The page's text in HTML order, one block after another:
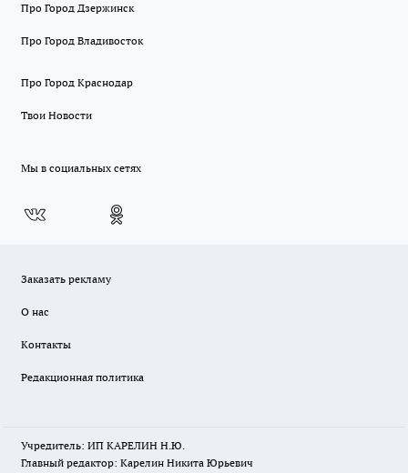
Про Город Дзержинск
Про Город Владивосток
Про Город Краснодар
Твои Новости
Мы в социальных сетях
Заказать рекламу
О нас
Контакты
Редакционная политика
Учредитель: ИП КАРЕЛИН Н.Ю.
Главный редактор: Карелин Никита Юрьевич